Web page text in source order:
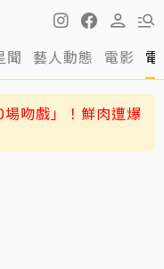
聞 藝人動態 電影
吻戲」！鮮肉遭爆